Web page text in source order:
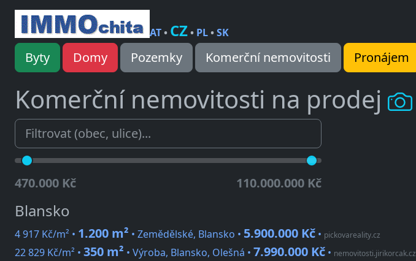
AT• CZ• PL•SK
Byty Domy Pozemky Komerční nemovitosti Pronájem
Komerční nemovitosti na prodej
470.000 Kč 110.000.000 Kč
Blansko
4 917 Kč/m² • 1.200 m² • Zemědělské, Blansko • 5.900.000 Kč • pickovareality.cz
22 829 Kč/m² • 350 m² • Výroba, Blansko, Olešná • 7.990.000 Kč • nemovitosti.jirikorcak.cz